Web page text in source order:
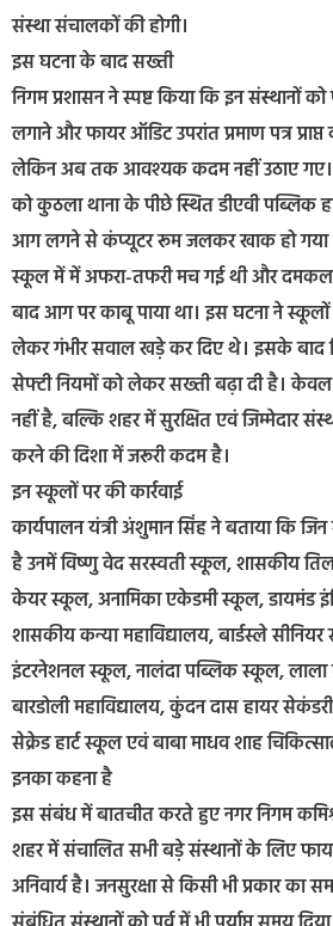
संस्था संचालकों की होगी।
इस घटना के बाद सख्ती
निगम प्रशासन ने स्पष्ट किया कि इन संस्थानों
लगाने और फायर ऑडिट उपरांत प्रमाण पत्र
लेकिन अब तक आवश्यक कदम नहीं उठाए गए।
को कुठला थाना के पीछे स्थित डीएवी पब्लिक
आग लगने से कंप्यूटर रूम जलकर खाक हो गया
स्कूल में में अफरा-तफरी मच गई थी और
बाद आग पर काबू पाया था। इस घटना ने
लेकर गंभीर सवाल खड़े कर दिए थे। इसके बाद
सेफ्टी नियमों को लेकर सख्ती बढ़ा दी है।
नहीं है, बल्कि शहर में सुरक्षित एवं जिम्मेदार
करने की दिशा में जरूरी कदम है।
इन स्कूलों पर की कार्रवाई
कार्यपालन यंत्री अंशुमान सिंह ने बताया कि जिन
है उनमें विष्णु वेद सरस्वती स्कूल, शासकीय
केयर स्कूल, अनामिका एकेडमी स्कूल, डायमंड
शासकीय कन्या महाविद्यालय, बार्डस्ले
इंटरनेशनल स्कूल, नालंदा पब्लिक स्कूल, लाला
बारडोली महाविद्यालय, कुंदन दास हायर
सेक्रेड हार्ट स्कूल एवं बाबा माधव शाह
इनका कहना है
इस संबंध में बातचीत करते हुए नगर निगम
शहर में संचालित सभी बड़े संस्थानों के लिए
अनिवार्य है। जनसुरक्षा से किसी भी प्रकार का